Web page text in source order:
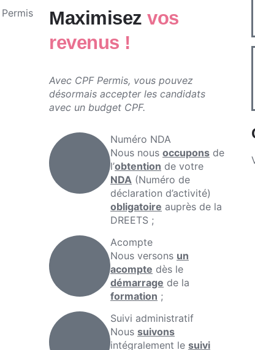
Maximisez vos
revenus !
Avec CPF Permis, vous pouvez
désormais accepter les candidats
avec un budget CPF.
Numéro NDA
Nous nous occupons de
l’obtention de votre
NDA (Numéro de
déclaration d’activité)
obligatoire auprès de la
DREETS ;
Acompte
Nous versons un
acompte dès le
démarrage de la
formation ;
Suivi administratif
Nous suivons
intégralement le suivi